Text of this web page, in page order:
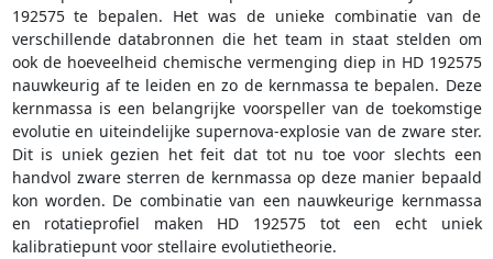
192575 te bepalen. Het was de unieke combinatie van de
verschillende databronnen die het team in staat stelden om
ook de hoeveelheid chemische vermenging diep in HD 192575
nauwkeurig af te leiden en zo de kernmassa te bepalen. Deze
kernmassa is een belangrijke voorspeller van de toekomstige
evolutie en uiteindelijke supernova-explosie van de zware ster.
Dit is uniek gezien het feit dat tot nu toe voor slechts een
handvol zware sterren de kernmassa op deze manier bepaald
kon worden. De combinatie van een nauwkeurige kernmassa
en rotatieprofiel maken HD 192575 tot een echt uniek
kalibratiepunt voor stellaire evolutietheorie.